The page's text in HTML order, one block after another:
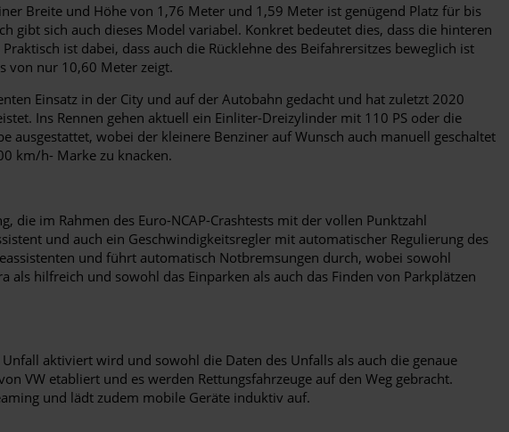
Breite und Höhe von 1,76 Meter und 1,59 Meter ist genügend Platz für bis
sich auch dieses Model variabel. Konkret bedeutet dies, dass die hinteren
ist dabei, dass auch die Rücklehne des Beifahrersitzes beweglich ist
von nur 10,60 Meter zeigt.
Einsatz in der City und auf der Autobahn gedacht und hat zuletzt 2020
Ins Rennen gehen aktuell ein Einliter-Dreizylinder mit 110 PS oder die
wobei der kleinere Benziner auf Wunsch auch manuell geschaltet
km/h- Marke zu knacken.
die im Rahmen des Euro-NCAP-Crashtests mit der vollen Punktzahl
und auch ein Geschwindigkeitsregler mit automatischer Regulierung des
und führt automatisch Notbremsungen durch, wobei sowohl
hilfreich und sowohl das Einparken als auch das Finden von Parkplätzen
aktiviert wird und sowohl die Daten des Unfalls als auch die genaue
VW etabliert und es werden Rettungsfahrzeuge auf den Weg gebracht.
und lädt zudem mobile Geräte induktiv auf.